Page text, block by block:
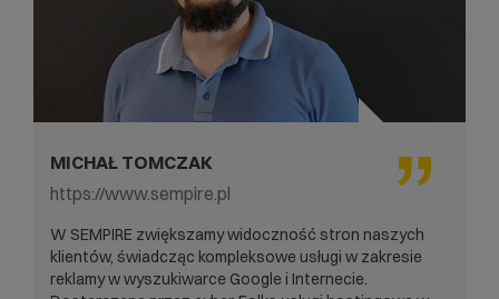
MICHAŁ TOMCZAK
https://www.sempire.pl
W SEMPIRE zwiększamy widoczność stron naszych
klientów, świadcząc kompleksowe usługi w zakresie
reklamy w wyszukiwarce Google i Internecie.